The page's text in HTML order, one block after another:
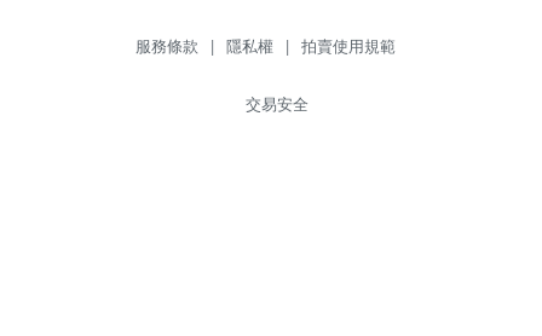
服務條款 | 隱私權 | 拍賣使用規範
交易安全